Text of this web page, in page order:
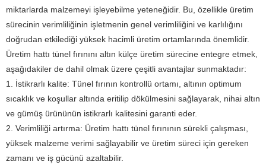
miktarlarda malzemeyi işleyebilme yeteneğidir. Bu, özellikle üretim
sürecinin verimliliğinin işletmenin genel verimliliğini ve karlılığını
doğrudan etkilediği yüksek hacimli üretim ortamlarında önemlidir.
Üretim hattı tünel fırınını altın külçe üretim sürecine entegre etmek,
aşağıdakiler de dahil olmak üzere çeşitli avantajlar sunmaktadır:
1. İstikrarlı kalite: Tünel fırının kontrollü ortamı, altının optimum
sıcaklık ve koşullar altında eritilip dökülmesini sağlayarak, nihai altın
ve gümüş ürününün istikrarlı kalitesini garanti eder.
2. Verimliliği artırma: Üretim hattı tünel fırınının sürekli çalışması,
yüksek malzeme verimi sağlayabilir ve üretim süreci için gereken
zamanı ve iş gücünü azaltabilir.